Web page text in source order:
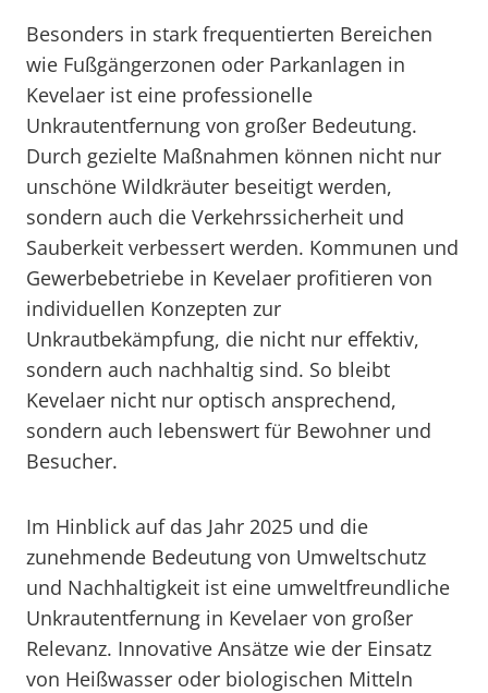
Besonders in stark frequentierten Bereichen
wie Fußgängerzonen oder Parkanlagen in
Kevelaer ist eine professionelle
Unkrautentfernung von großer Bedeutung.
Durch gezielte Maßnahmen können nicht nur
unschöne Wildkräuter beseitigt werden,
sondern auch die Verkehrssicherheit und
Sauberkeit verbessert werden. Kommunen und
Gewerbebetriebe in Kevelaer profitieren von
individuellen Konzepten zur
Unkrautbekämpfung, die nicht nur effektiv,
sondern auch nachhaltig sind. So bleibt
Kevelaer nicht nur optisch ansprechend,
sondern auch lebenswert für Bewohner und
Besucher.
Im Hinblick auf das Jahr 2025 und die
zunehmende Bedeutung von Umweltschutz
und Nachhaltigkeit ist eine umweltfreundliche
Unkrautentfernung in Kevelaer von großer
Relevanz. Innovative Ansätze wie der Einsatz
von Heißwasser oder biologischen Mitteln